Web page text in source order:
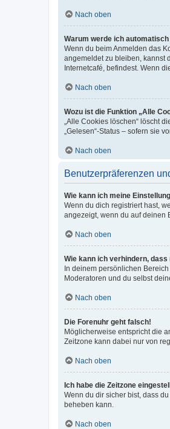
Nach oben
Warum werde ich
Wenn du beim Anmelden das
angemeldet zu bleiben, kannst
Internetcafé, befindest. Wenn
Nach oben
Wozu ist die Funktion „Alle
„Alle Cookies löschen“ löscht
„Gelesen“-Status – sofern sie
Nach oben
Benutzerpräferenzen
Wie kann ich meine
Wenn du dich registriert hast,
angezeigt, wenn du auf deinen
Nach oben
Wie kann ich verhindern,
In deinem persönlichen
Moderatoren und du selbst
Nach oben
Die Forenuhr geht falsch!
Möglicherweise entspricht die
Zeitzone kann dabei nur von
Nach oben
Ich habe die Zeitzone
Wenn du dir sicher bist, dass
beheben kann.
Nach oben